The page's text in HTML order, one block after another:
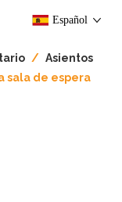
Español
/ Asientos
sala de espera